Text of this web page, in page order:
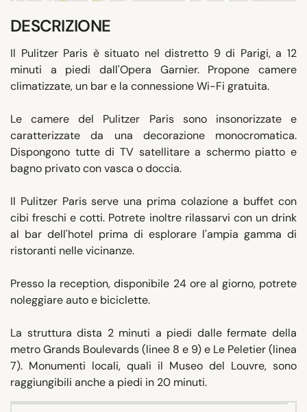
DESCRIZIONE
Il Pulitzer Paris è situato nel distretto 9 di Parigi, a 12
minuti a piedi dall'Opera Garnier. Propone camere
climatizzate, un bar e la connessione Wi-Fi gratuita.
Le camere del Pulitzer Paris sono insonorizzate e
caratterizzate da una decorazione monocromatica.
Dispongono tutte di TV satellitare a schermo piatto e
bagno privato con vasca o doccia.
Il Pulitzer Paris serve una prima colazione a buffet con
cibi freschi e cotti. Potrete inoltre rilassarvi con un drink
al bar dell'hotel prima di esplorare l'ampia gamma di
ristoranti nelle vicinanze.
Presso la reception, disponibile 24 ore al giorno, potrete
noleggiare auto e biciclette.
La struttura dista 2 minuti a piedi dalle fermate della
metro Grands Boulevards (linee 8 e 9) e Le Peletier (linea
7). Monumenti locali, quali il Museo del Louvre, sono
raggiungibili anche a piedi in 20 minuti.